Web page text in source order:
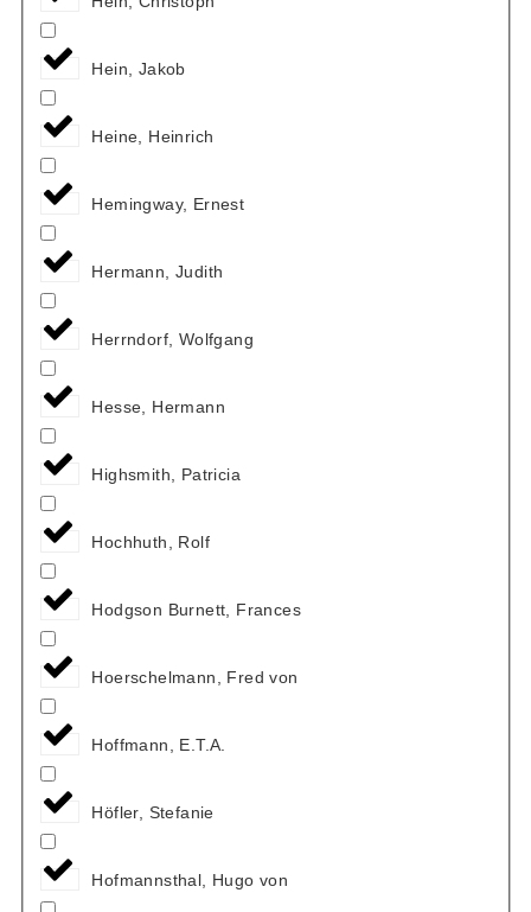
Hein, Jakob
Heine, Heinrich
Hemingway, Ernest
Hermann, Judith
Herrndorf, Wolfgang
Hesse, Hermann
Highsmith, Patricia
Hochhuth, Rolf
Hodgson Burnett, Frances
Hoerschelmann, Fred von
Hoffmann, E.T.A.
Höfler, Stefanie
Hofmannsthal, Hugo von